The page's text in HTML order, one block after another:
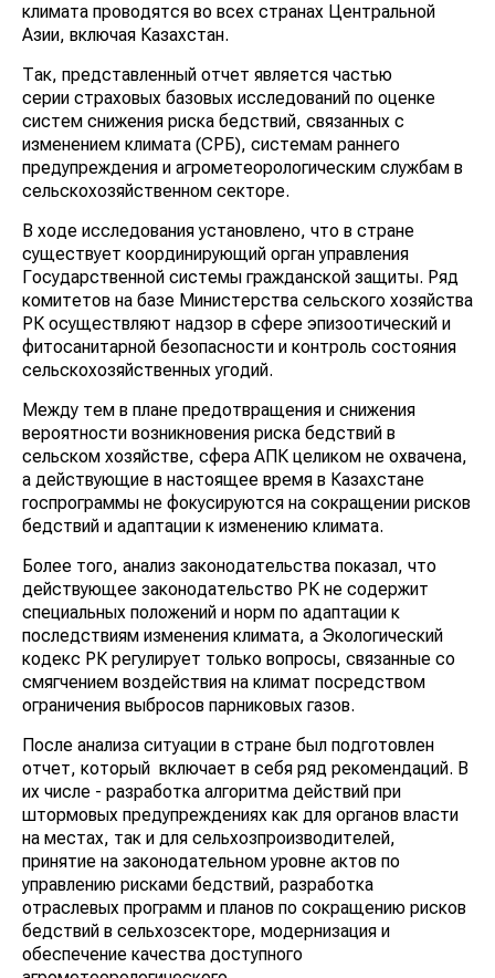
климата проводятся во всех странах Центральной
Азии, включая Казахстан.
Так, представленный отчет является частью
серии страховых базовых исследований по оценке
систем снижения риска бедствий, связанных с
изменением климата (СРБ), системам раннего
предупреждения и агрометеорологическим службам в
сельскохозяйственном секторе.
В ходе исследования установлено, что в стране
существует координирующий орган управления
Государственной системы гражданской защиты. Ряд
комитетов на базе Министерства сельского хозяйства
РК осуществляют надзор в сфере эпизоотический и
фитосанитарной безопасности и контроль состояния
сельскохозяйственных угодий.
Между тем в плане предотвращения и снижения
вероятности возникновения риска бедствий в
сельском хозяйстве, сфера АПК целиком не охвачена,
а действующие в настоящее время в Казахстане
госпрограммы не фокусируются на сокращении рисков
бедствий и адаптации к изменению климата.
Более того, анализ законодательства показал, что
действующее законодательство РК не содержит
специальных положений и норм по адаптации к
последствиям изменения климата, а Экологический
кодекс РК регулирует только вопросы, связанные со
смягчением воздействия на климат посредством
ограничения выбросов парниковых газов.
После анализа ситуации в стране был подготовлен
отчет, который включает в себя ряд рекомендаций. В
их числе - разработка алгоритма действий при
штормовых предупреждениях как для органов власти
на местах, так и для сельхозпроизводителей,
принятие на законодательном уровне актов по
управлению рисками бедствий, разработка
отраслевых программ и планов по сокращению рисков
бедствий в сельхозсекторе, модернизация и
обеспечение качества доступного